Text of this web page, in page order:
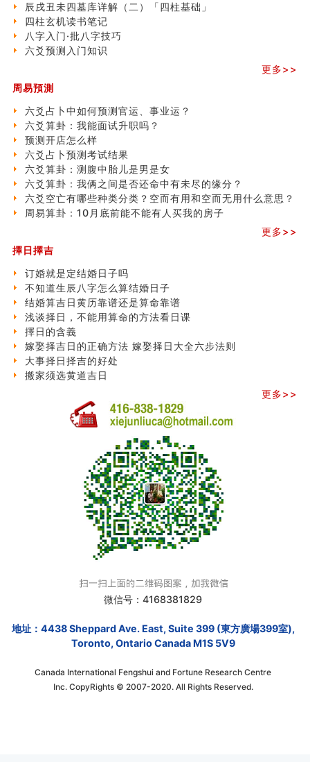
辰戌丑未四墓库详解（二）「四柱基础」
四柱玄机读书笔记
八字入门·批八字技巧
六爻预测入门知识
更多>>
周易預測
六爻占卜中如何预测官运、事业运？
六爻算卦：我能面试升职吗？
预测开店怎么样
六爻占卜预测考试结果
六爻算卦：测腹中胎儿是男是女
六爻算卦：我俩之间是否还命中有未尽的缘分？
六爻空亡有哪些种类分类？空而有用和空而无用什么意思？
周易算卦：10月底前能不能有人买我的房子
更多>>
擇日擇吉
订婚就是定结婚日子吗
不知道生辰八字怎么算结婚日子
结婚算吉日黄历靠谱还是算命靠谱
浅谈择日，不能用算命的方法看日课
擇日的含義
嫁娶择吉日的正确方法 嫁娶择日大全六步法则
大事择日择吉的好处
搬家须选黄道吉日
更多>>
微信号：4168381829
地址：4438 Sheppard Ave. East, Suite 399 (東方廣場399室),
Toronto, Ontario Canada M1S 5V9
Canada International Fengshui and Fortune Research Centre
Inc. CopyRights © 2007-2020. All Rights Reserved.